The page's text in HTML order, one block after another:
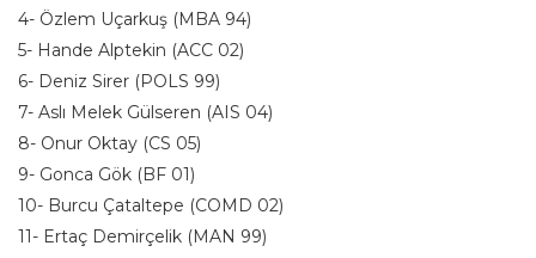
4- Özlem Uçarkuş (MBA 94)
5- Hande Alptekin (ACC 02)
6- Deniz Sirer (POLS 99)
7- Aslı Melek Gülseren (AIS 04)
8- Onur Oktay (CS 05)
9- Gonca Gök (BF 01)
10- Burcu Çataltepe (COMD 02)
11- Ertaç Demirçelik (MAN 99)